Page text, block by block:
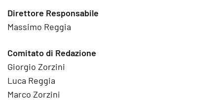
Direttore Responsabile
Massimo Reggia
Comitato di Redazione
Giorgio Zorzini
Luca Reggia
Marco Zorzini